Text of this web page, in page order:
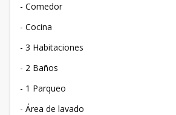
- Comedor
- Cocina
- 3 Habitaciones
- 2 Baños
- 1 Parqueo
- Área de lavado